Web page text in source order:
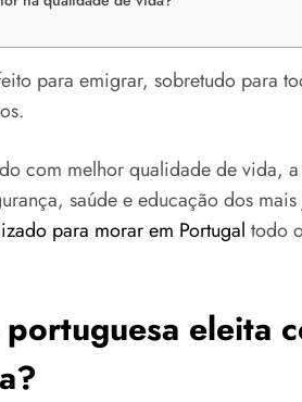
para emigrar, sobretudo para
com melhor qualidade de vida,
saúde e educação dos mais
para morar em Portugal todo
eleita